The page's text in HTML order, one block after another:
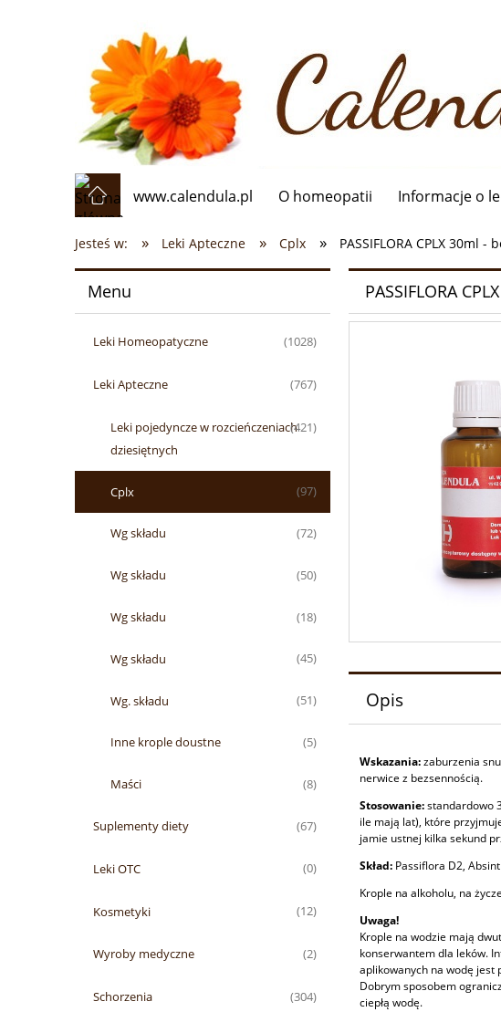
www.calendula.pl O homeopatii Informacje o
Jesteś w: » Leki Apteczne » Cplx » PASSIFLORA CPLX 30ml
Menu
Leki Homeopatyczne (1028)
Leki Apteczne (767)
Leki pojedyncze w rozcieńczeniach
dziesiętnych
(421)
Cplx (97)
Wg składu (72)
Wg składu (50)
Wg składu (18)
Wg składu (45)
Wg. składu (51)
Inne krople doustne (5)
Maści (8)
Suplementy diety (67)
Leki OTC (0)
Kosmetyki (12)
Wyroby medyczne (2)
Schorzenia (304)
PASSIFLORA
Opis
Wskazania:zaburzenia
nerwice z bezsennością.
Stosowanie:standardowo
ile mają lat), które
jamie ustnej kilka sekund
Skład: Passiflora D2,
Krople na alkoholu, na
Uwaga!
Krople na wodzie mają
konserwantem dla leków.
aplikowanych na wodę jest
Dobrym sposobem
ciepłą wodę.